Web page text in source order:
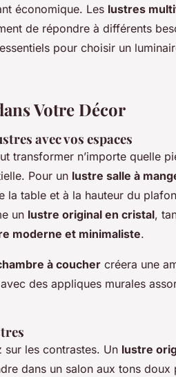
économique. Les lustres
de répondre à différents
pour choisir un
Votre Décor
avec vos espaces
transformer n’importe quelle
Pour un lustre salle à
la table et à la hauteur du
un lustre original en cristal,
moderne et minimaliste.
à coucher créera une
des appliques murales
les contrastes. Un lustre
dans un salon aux tons doux